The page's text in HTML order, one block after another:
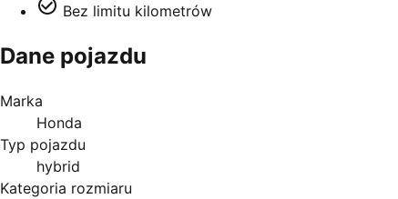
Bez limitu kilometrów
Dane pojazdu
Marka
Honda
Typ pojazdu
hybrid
Kategoria rozmiaru